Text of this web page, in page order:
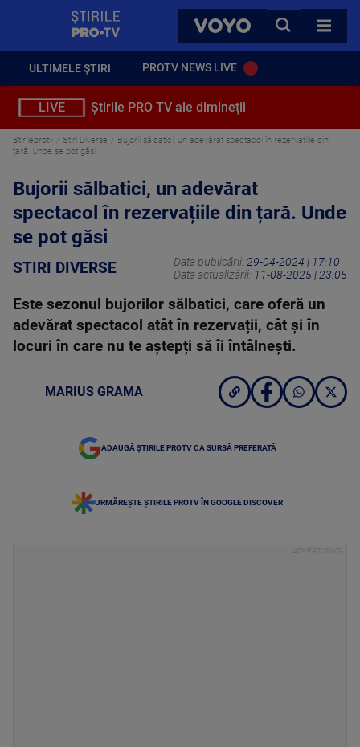
VOYO
CAUTA
TOATE
ULTIMELE ȘTIRI PROTV NEWS LIVE
LIVE Știrile PRO TV ale dimineții
Stirileprotv Stiri Diverse
Bujorii sălbatici, un adevărat spectacol în rezervațiile din
țară. Unde se pot găsi
Bujorii sălbatici, un adevărat
spectacol în rezervațiile din țară. Unde
se pot găsi
STIRI DIVERSE Data publicării: 29-04-2024 | 17:10
Data actualizării: 11-08-2025 | 23:05
Este sezonul bujorilor sălbatici, care oferă un
adevărat spectacol atât în rezervații, cât și în
locuri în care nu te aștepți să îi întâlnești.
MARIUS GRAMA
ADAUGĂ ȘTIRILE PROTV CA SURSĂ PREFERATĂ
URMĂREȘTE ȘTIRILE PROTV ÎN GOOGLE DISCOVER